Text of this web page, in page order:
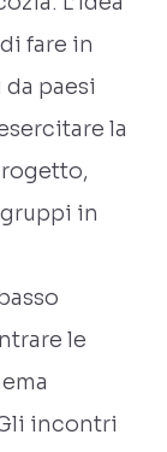
fare in
paesi
la
in
le
incontri